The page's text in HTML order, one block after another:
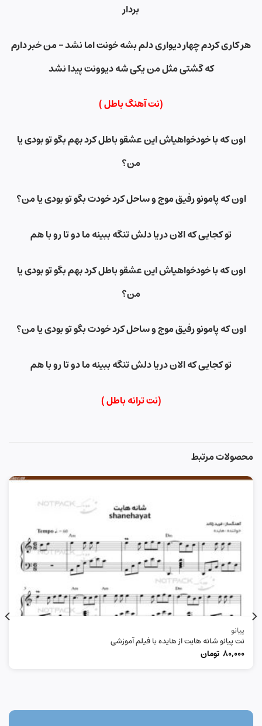
بردار
هر کاری کردم چهار دیواری دلم بشه خونت اما نشد – من خبر دارم
که گشتی مثل من یکی شه دیوونت پیدا نشد
(نت آهنگ باطل)
اون که با خودخواهیاش این عشقو باطل کرد بهم بگو تو بودی یا
من؟
اون که پامونو رفیق موج و ساحل کرد خودت بگو تو بودی یا من؟
تو کجایی که الان دریا دلش تنگه ببینه ما دو تا رو با هم
اون که با خودخواهیاش این عشقو باطل کرد بهم بگو تو بودی یا
من؟
اون که پامونو رفیق موج و ساحل کرد خودت بگو تو بودی یا من؟
تو کجایی که الان دریا دلش تنگه ببینه ما دو تا رو با هم
(نت ترانه باطل )
محصولات مرتبط
پیانو
نت پیانو شانه هایت از هایده با فیلم آموزشی
80,000 تومان